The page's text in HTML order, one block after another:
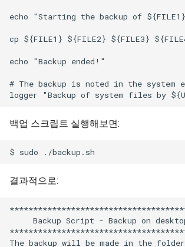
echo "Starting the backup of
cp ${FILE1} ${FILE2} ${FILE3}
echo "Backup ended!"
# The backup is noted in the system
백업 스크립트 실행해보면:
결과적으로:
Backup Script -
The backup will be made in the folder